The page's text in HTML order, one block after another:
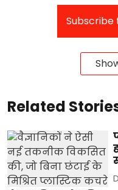
Subscribe
Related